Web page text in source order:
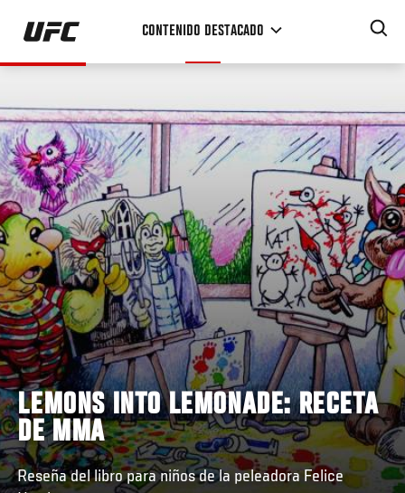
Pasar
contenido
CONTENIDO DESTACADO
LEMONS INTO LEMONADE: RECETA
DE MMA
Reseña del libro para niños de la peleadora Felice